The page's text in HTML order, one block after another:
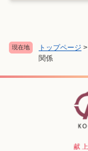
現在地 トップページ >
関係